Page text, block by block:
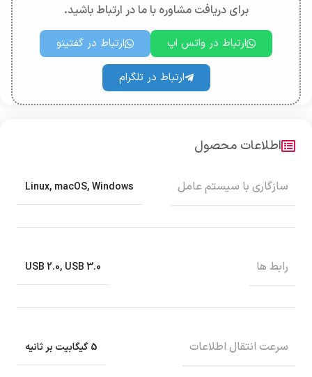
برای دریافت مشاوره با ما در ارتباط باشید.
ارتباط در واتس اپ ارتباط در گفتینو
ارتباط در تلگرام
اطلاعات محصول
سازگاری با سیستم عامل Linux, macOS, Windows
رابط‌‌ ها USB 2.0, USB 3.0
سرعت انتقال اطلاعات 5 گیگابیت بر ثانیه